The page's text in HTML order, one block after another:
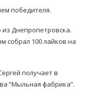
победителя.
из Днепропетровска.
собрал 100 лайков на
получает в
“Мыльная фабрика”.